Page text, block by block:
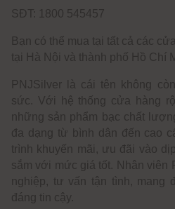
SĐT: 1800 545457
Bạn có thể mua tại tất cả các
tại Hà Nội và thành phố Hồ Chí
PNJSilver là cái tên không
sức. Với hệ thống cửa hàng
những sản phẩm bạc chất
đa dạng từ bình dân đến cao
trình khuyến mãi, ưu đãi vào
sắm với mức giá tốt. Nhân viên
nghiệp, tư vấn tận tình, mang
đáng tin cậy.